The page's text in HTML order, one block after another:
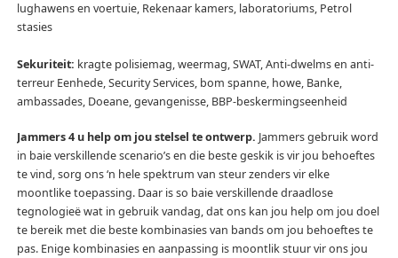
lughawens en voertuie, Rekenaar kamers, laboratoriums, Petrol
stasies
Sekuriteit: kragte polisiemag, weermag, SWAT, Anti-dwelms en anti-
terreur Eenhede, Security Services, bom spanne, howe, Banke,
ambassades, Doeane, gevangenisse, BBP-beskermingseenheid
Jammers 4 u help om jou stelsel te ontwerp. Jammers gebruik word
in baie verskillende scenario’s en die beste geskik is vir jou behoeftes
te vind, sorg ons ‘n hele spektrum van steur zenders vir elke
moontlike toepassing. Daar is so baie verskillende draadlose
tegnologieë wat in gebruik vandag, dat ons kan jou help om jou doel
te bereik met die beste kombinasies van bands om jou behoeftes te
pas. Enige kombinasies en aanpassing is moontlik stuur vir ons jou